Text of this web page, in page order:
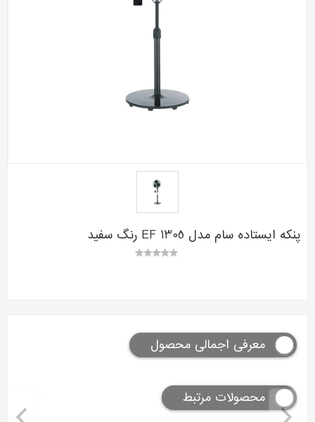
پنکه ایستاده سام مدل EF 1305 رنگ سفید
معرفی اجمالی محصول
محصولات مرتبط